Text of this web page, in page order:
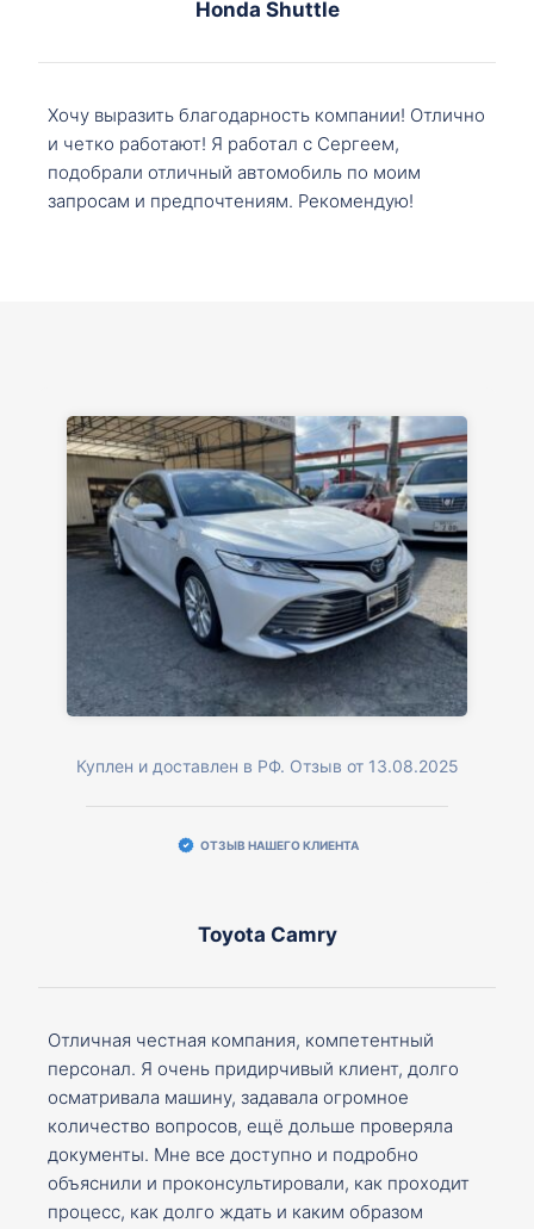
Honda Shuttle
Хочу выразить благодарность компании! Отлично
и четко работают! Я работал с Сергеем,
подобрали отличный автомобиль по моим
запросам и предпочтениям. Рекомендую!
Куплен и доставлен в РФ. Отзыв от 13.08.2025
ОТЗЫВ НАШЕГО КЛИЕНТА
Toyota Camry
Отличная честная компания, компетентный
персонал. Я очень придирчивый клиент, долго
осматривала машину, задавала огромное
количество вопросов, ещё дольше проверяла
документы. Мне все доступно и подробно
объяснили и проконсультировали, как проходит
процесс, как долго ждать и каким образом